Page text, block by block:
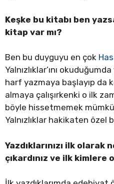
Keşke bu kitabı ben
kitap var mı?
Ben bu duyguyu en çok
Yalnızlıklar’ını
harf yazmaya başlayıp da
almaya çalışırkenki o ilk
böyle hissetmemek
Yalnızlıklar hakikaten özel
Yazdıklarınızı ilk olarak
çıkardınız ve ilk